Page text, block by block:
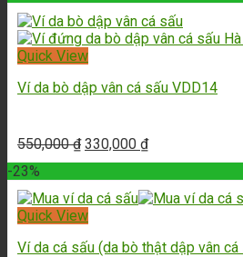
Quick View
Ví da bò dập vân cá sấu VDD14
550,000₫ 330,000 ₫
-23%
Quick View
Ví da cá sấu (da bò thật dập vân